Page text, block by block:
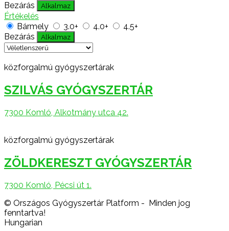
Bezárás
Alkalmaz
Értékelés
Bármely
3.0+ 4.0+
4.5+
Bezárás
Alkalmaz
közforgalmú gyógyszertárak
SZILVÁS GYÓGYSZERTÁR
7300 Komló, Alkotmány utca 42.
közforgalmú gyógyszertárak
ZÖLDKERESZT GYÓGYSZERTÁR
7300 Komló, Pécsi út 1.
© Országos Gyógyszertár Platform - Minden jog
fenntartva!
Hungarian